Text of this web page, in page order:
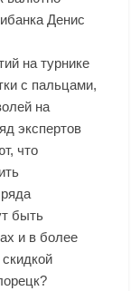
Денис
на турнике
с пальцами,
на
экспертов
что
быть
и в более